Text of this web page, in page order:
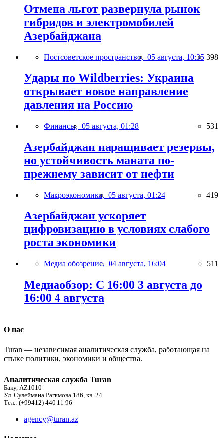
Отмена льгот развернула рынок
гибридов и электромобилей
Азербайджана
Постсоветское пространство, 05 августа, 10:35 398
Удары по Wildberries: Украина
открывает новое направление
давления на Россию
Финансы, 05 августа, 01:28 531
Азербайджан наращивает резервы,
но устойчивость маната по-
прежнему зависит от нефти
Макроэкономика, 05 августа, 01:24 419
Азербайджан ускоряет
цифровизацию в условиях слабого
роста экономики
Медиа обозрение, 04 августа, 16:04 511
Медиаобзор: С 16:00 3 августа до
16:00 4 августа
О нас
Turan — независимая аналитическая служба, работающая на
стыке политики, экономики и общества.
Аналитическая служба Turan
Баку, AZ1010
Ул. Сулеймана Рагимова 186, кв. 24
Тел.: (+99412) 440 11 96
agency@turan.az